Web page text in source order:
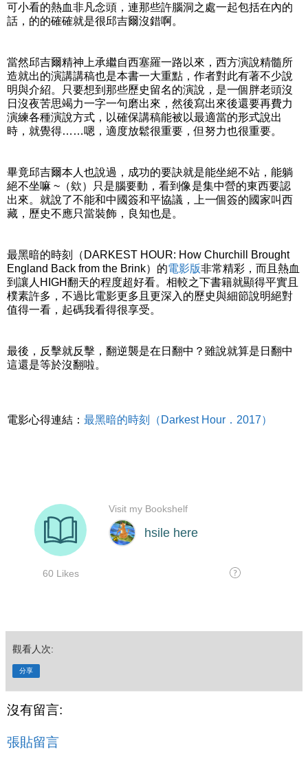
可小看的熱血非凡念頭，連那些許腦洞之處一起包括在內的
話，的的確確就是很邱吉爾沒錯啊。
當然邱吉爾精神上承繼自西塞羅一路以來，西方演說精髓所
造就出的演講講稿也是本書一大重點，作者對此有著不少說
明與介紹。只要想到那些歷史留名的演說，是一個胖老頭沒
日沒夜苦思竭力一字一句磨出來，然後寫出來後還要再費力
演練各種演說方式，以確保講稿能被以最適當的形式說出
時，就覺得……嗯，適度放鬆很重要，但努力也很重要。
畢竟邱吉爾本人也說過，成功的要訣就是能坐絕不站，能躺
絕不坐嘛 ~（欸）只是腦要動，看到像是集中營的東西要認
出來。就說了不能和中國簽和平協議，上一個簽的國家叫西
藏，歷史不應只當裝飾，良知也是。
最黑暗的時刻（DARKEST HOUR: How Churchill Brought
England Back from the Brink）的電影版非常精彩，而且熱血
到讓人HIGH翻天的程度超好看。相較之下書籍就顯得平實且
樸素許多，不過比電影更多且更深入的歷史與細節說明絕對
值得一看，起碼我看得很享受。
最後，反擊就反擊，翻逆襲是在日翻中？雖說就算是日翻中
這還是等於沒翻啦。
電影心得連結： 最黑暗的時刻（Darkest Hour．2017）
觀看人次:
分享
沒有留言:
張貼留言